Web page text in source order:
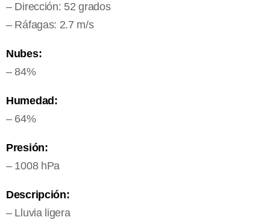
– Dirección: 52 grados
– Ráfagas: 2.7 m/s
Nubes:
– 84%
Humedad:
– 64%
Presión:
– 1008 hPa
Descripción:
– Lluvia ligera